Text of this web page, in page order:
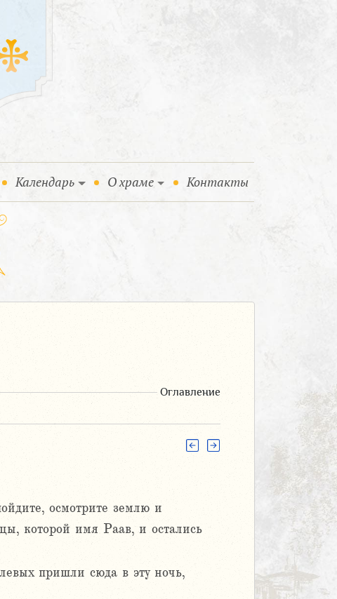
Календарь О храме Контакты
Оглавление
осмотрите землю и
которой имя Раав, и остались
пришли сюда в эту ночь,